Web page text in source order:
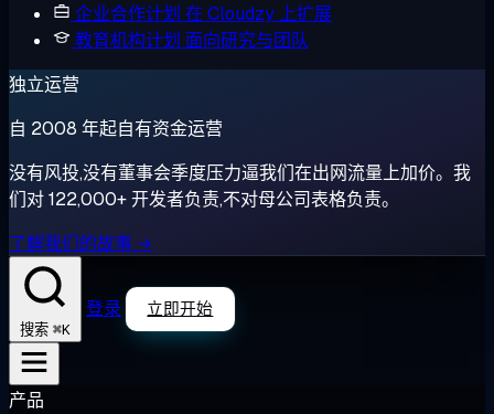
企业合作计划 在 Cloudzy 上扩展
教育机构计划 面向研究与团队
独立运营
自 2008 年起自有资金运营
没有风投,没有董事会季度压力逼我们在出网流量上加价。我
们对 122,000+ 开发者负责,不对母公司表格负责。
了解我们的故事 →
搜索 ⌘K
登录 立即开始
产品